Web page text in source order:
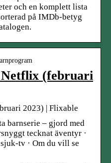
och en komplett lista
på IMDb-betyg
(februari
2023) | Flixable
barnserie – gjord med
tecknat äventyr ·
tv · Om du vill se